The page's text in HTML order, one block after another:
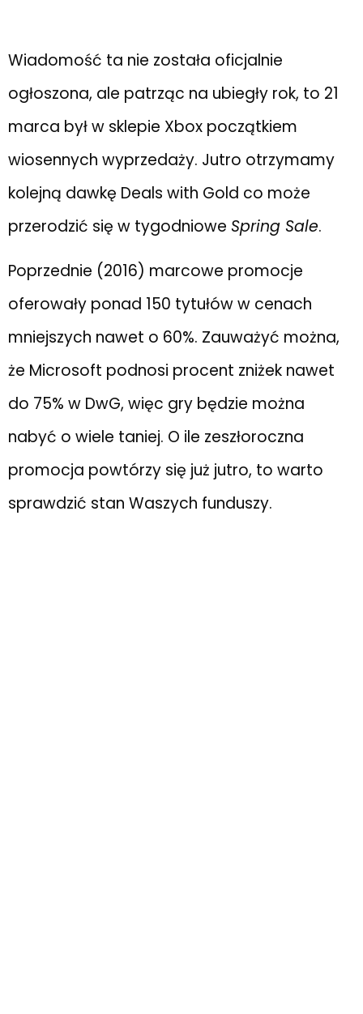
Wiadomość ta nie została oficjalnie
ogłoszona, ale patrząc na ubiegły rok, to 21
marca był w sklepie Xbox początkiem
wiosennych wyprzedaży. Jutro otrzymamy
kolejną dawkę Deals with Gold co może
przerodzić się w tygodniowe Spring Sale.
Poprzednie (2016) marcowe promocje
oferowały ponad 150 tytułów w cenach
mniejszych nawet o 60%. Zauważyć można,
że Microsoft podnosi procent zniżek nawet
do 75% w DwG, więc gry będzie można
nabyć o wiele taniej. O ile zeszłoroczna
promocja powtórzy się już jutro, to warto
sprawdzić stan Waszych funduszy.